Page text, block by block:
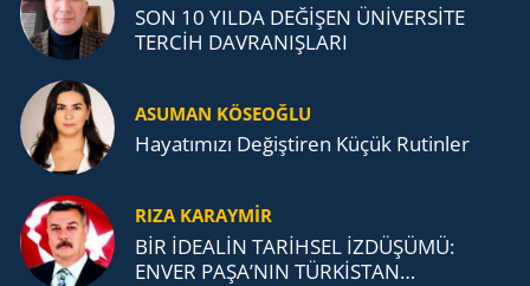
SON 10 YILDA DEĞİŞEN ÜNİVERSİTE
TERCİH DAVRANIŞLARI
ASUMAN KÖSEOĞLU
Ha­ya­tı­mı­zı De­ğiş­ti­ren Küçük Ru­tin­ler
RIZA KARAYMIR
BİR İDEALİN TARİHSEL İZDÜŞÜMÜ:
ENVER PAŞA’NIN TÜRKİSTAN